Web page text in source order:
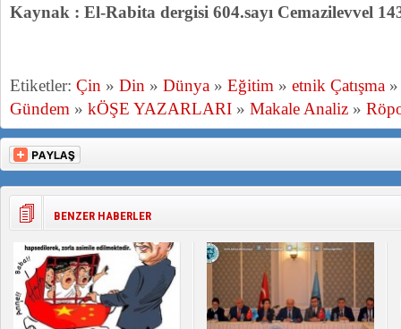
Kaynak : El-Rabita dergisi 604.sayı Cemazilevvel
Etiketler: Çin » Din » Dünya » Eğitim » etnik Çatışma
Gündem » kÖŞE YAZARLARI » Makale Analiz »
BENZER HABERLER